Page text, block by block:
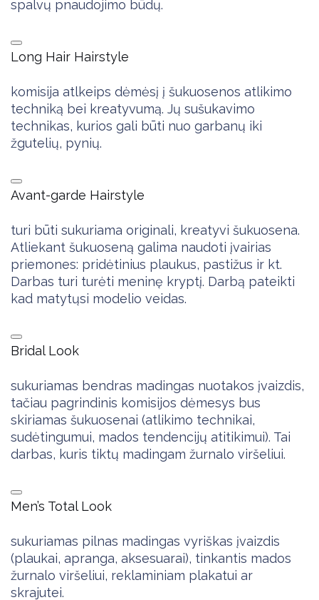
spalvų pnaudojimo būdų.
Long Hair Hairstyle
komisija atlkeips dėmėsį į šukuosenos atlikimo
techniką bei kreatyvumą. Jų sušukavimo
technikas, kurios gali būti nuo garbanų iki
žgutelių, pynių.
Avant-garde Hairstyle
turi būti sukuriama originali, kreatyvi šukuosena.
Atliekant šukuoseną galima naudoti įvairias
priemones: pridėtinius plaukus, pastižus ir kt.
Darbas turi turėti meninę kryptį. Darbą pateikti
kad matytųsi modelio veidas.
Bridal Look
sukuriamas bendras madingas nuotakos įvaizdis,
tačiau pagrindinis komisijos dėmesys bus
skiriamas šukuosenai (atlikimo technikai,
sudėtingumui, mados tendencijų atitikimui). Tai
darbas, kuris tiktų madingam žurnalo viršeliui.
Men’s Total Look
sukuriamas pilnas madingas vyriškas įvaizdis
(plaukai, apranga, aksesuarai), tinkantis mados
žurnalo viršeliui, reklaminiam plakatui ar
skrajutei.